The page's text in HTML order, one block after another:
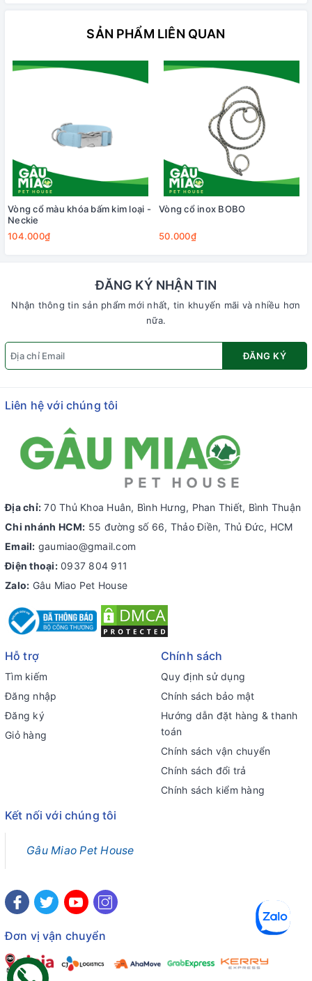
SẢN PHẨM LIÊN QUAN
Vòng cổ màu khóa bấm kim loại -
Neckie
104.000₫
Vòng cổ inox BOBO
50.000₫
ĐĂNG KÝ NHẬN TIN
Nhận thông tin sản phẩm mới nhất, tin khuyến mãi và nhiều hơn
nữa.
ĐĂNG KÝ
Liên hệ với chúng tôi
Địa chỉ: 70 Thủ Khoa Huân, Bình Hưng, Phan Thiết, Bình Thuận
Chi nhánh HCM: 55 đường số 66, Thảo Điền, Thủ Đức, HCM
Email: gaumiao@gmail.com
Điện thoại: 0937 804 911
Zalo: Gâu Miao Pet House
Hỗ trợ
Tìm kiếm
Đăng nhập
Đăng ký
Giỏ hàng
Chính sách
Quy định sử dụng
Chính sách bảo mật
Hướng dẫn đặt hàng & thanh
toán
Chính sách vận chuyển
Chính sách đổi trả
Chính sách kiểm hàng
Kết nối với chúng tôi
Gâu Miao Pet House
Đơn vị vận chuyển